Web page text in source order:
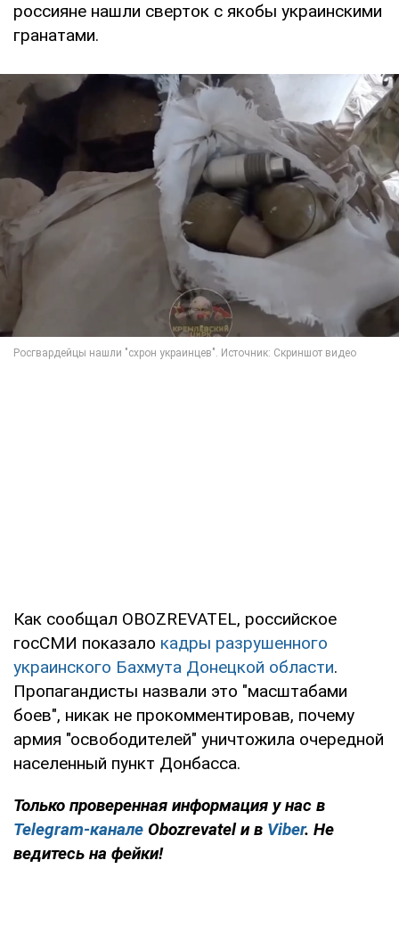
россияне нашли сверток с якобы украинскими
гранатами.
Как сообщал OBOZREVATEL, российское
госСМИ показало кадры разрушенного
украинского Бахмута Донецкой области.
Пропагандисты назвали это "масштабами
боев", никак не прокомментировав, почему
армия "освободителей" уничтожила очередной
населенный пункт Донбасса.
Только проверенная информация у нас в
Telegram-канале Obozrevatel и в Viber. Не
ведитесь на фейки!